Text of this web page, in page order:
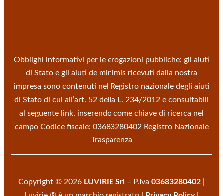
Obblighi informativi per le erogazioni pubbliche: gli aiuti
di Stato e gli aiuti de minimis ricevuti dalla nostra
impresa sono contenuti nel Registro nazionale degli aiuti
di Stato di cui all’art. 52 della L. 234/2012 e consultabili
al seguente link, inserendo come chiave di ricerca nel
campo Codice fiscale: 03683280402 Registro Nazionale
Trasparenza
Copyright © 2026 LUVIRIE Srl – P.Iva 03683280402